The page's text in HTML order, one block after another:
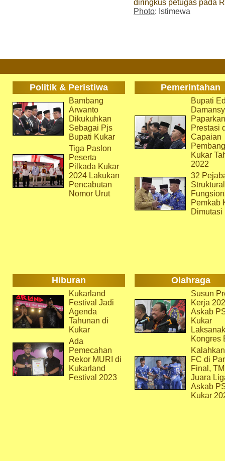
diringkus petugas pada
Photo: Istimewa
Politik & Peristiwa Pemerintahan
Bambang
Arwanto
Dikukuhkan
Sebagai Pjs
Bupati Kukar
Tiga Paslon
Peserta
Pilkada Kukar
2024 Lakukan
Pencabutan
Nomor Urut
Bupati
Paparkan
Prestasi
Capaian
Kukar
2022
32
Pemkab
Dimutasi
Hiburan Olahraga
Kukarland
Festival Jadi
Agenda
Tahunan di
Kukar
Ada
Pemecahan
Rekor MURI di
Kukarland
Festival 2023
Susun
Kerja
Askab
Kukar
Kongres
FC di
Final,
Juara
Askab
Kukar